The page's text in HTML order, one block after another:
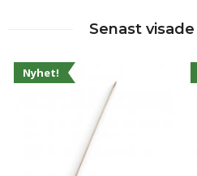
Senast
Nyhet!